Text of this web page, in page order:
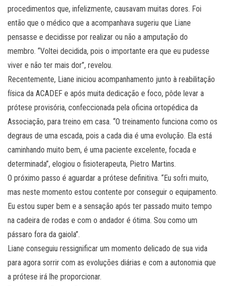
procedimentos que, infelizmente, causavam muitas dores. Foi
então que o médico que a acompanhava sugeriu que Liane
pensasse e decidisse por realizar ou não a amputação do
membro. “Voltei decidida, pois o importante era que eu pudesse
viver e não ter mais dor”, revelou.
Recentemente, Liane iniciou acompanhamento junto à reabilitação
física da ACADEF e após muita dedicação e foco, pôde levar a
prótese provisória, confeccionada pela oficina ortopédica da
Associação, para treino em casa. “O treinamento funciona como os
degraus de uma escada, pois a cada dia é uma evolução. Ela está
caminhando muito bem, é uma paciente excelente, focada e
determinada”, elogiou o fisioterapeuta, Pietro Martins.
O próximo passo é aguardar a prótese definitiva. “Eu sofri muito,
mas neste momento estou contente por conseguir o equipamento.
Eu estou super bem e a sensação após ter passado muito tempo
na cadeira de rodas e com o andador é ótima. Sou como um
pássaro fora da gaiola”.
Liane conseguiu ressignificar um momento delicado de sua vida
para agora sorrir com as evoluções diárias e com a autonomia que
a prótese irá lhe proporcionar.